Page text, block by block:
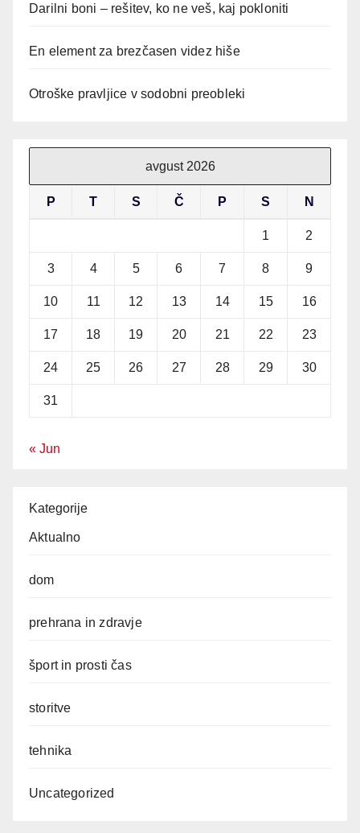
Darilni boni – rešitev, ko ne veš, kaj pokloniti
En element za brezčasen videz hiše
Otroške pravljice v sodobni preobleki
avgust 2026
P T S Č P S N
1 2
3 4 5 6 7 8 9
10 11 12 13 14 15 16
17 18 19 20 21 22 23
24 25 26 27 28 29 30
31
« Jun
Kategorije
Aktualno
dom
prehrana in zdravje
šport in prosti čas
storitve
tehnika
Uncategorized